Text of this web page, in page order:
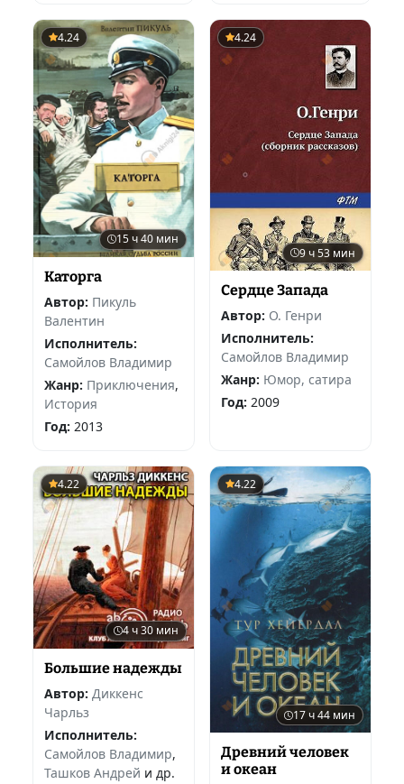
4.24
15 ч 40 мин
Каторга
Автор: Пикуль
Валентин
Исполнитель:
Самойлов Владимир
Жанр: Приключения,
История
Год: 2013
4.24
9 ч 53 мин
Сердце Запада
Автор: О. Генри
Исполнитель:
Самойлов Владимир
Жанр: Юмор, сатира
Год: 2009
4.22
4 ч 30 мин
Большие надежды
Автор: Диккенс
Чарльз
Исполнитель:
Самойлов Владимир,
Ташков Андрей и др.
4.22
17 ч 44 мин
Древний человек
и океан